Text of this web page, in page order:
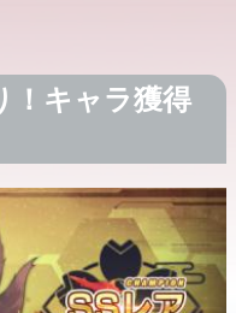
！キャラ獲得